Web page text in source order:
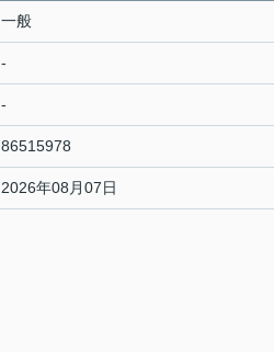
一般
-
-
86515978
2026年08月07日